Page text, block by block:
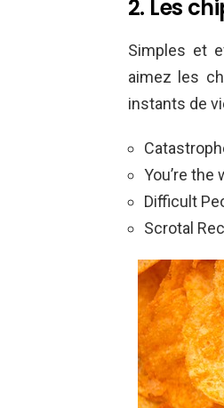
2. Les
Simples et
aimez les
instants de
You’re the
Difficult
Scrotal